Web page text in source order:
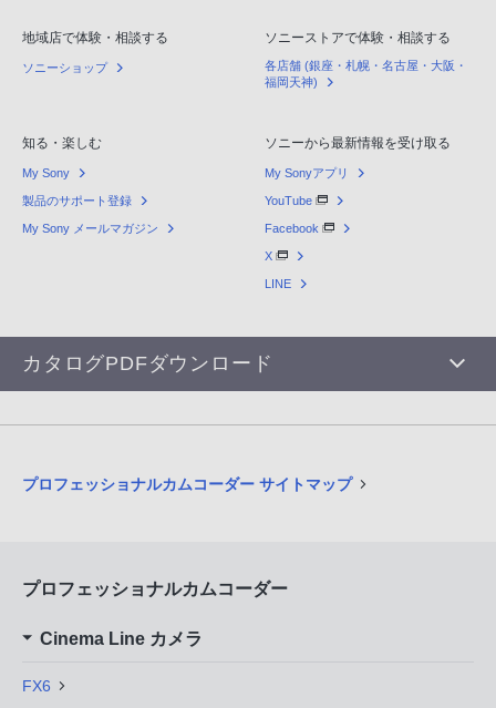
地域店で体験・相談する
ソニーショップ
ソニーストアで体験・相談する
各店舗 (銀座・札幌・名古屋・大阪・
福岡天神)
知る・楽しむ
My Sony
製品のサポート登録
My Sony メールマガジン
ソニーから最新情報を受け取る
My Sonyアプリ
YouTube
Facebook
X
LINE
カタログPDFダウンロード
プロフェッショナルカムコーダー サイトマップ
プロフェッショナルカムコーダー
Cinema Line カメラ
FX6